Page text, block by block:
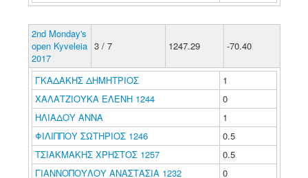
2nd Monday's
open Kyveleia
2017
3 / 7 1247.29 -70.40
ΓΚΑΔΑΚΗΣ ΔΗΜΗΤΡΙΟΣ
1
ΧΑΛΑΤΖΙΟΥΚΑ ΕΛΕΝΗ 1244
0
ΗΛΙΑΔΟΥ ΑΝΝΑ
1
ΦΙΛΙΠΠΟΥ ΣΩΤΗΡΙΟΣ 1246
0.5
ΤΣΙΑΚΜΑΚΗΣ ΧΡΗΣΤΟΣ 1257
0.5
ΓΙΑΝΝΟΠΟΥΛΟΥ ΑΝΑΣΤΑΣΙΑ 1232
0